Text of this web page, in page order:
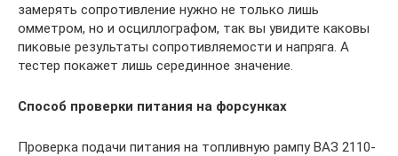
замерять сопротивление нужно не только лишь
омметром, но и осциллографом, так вы увидите каковы
пиковые результаты сопротивляемости и напряга. А
тестер покажет лишь серединное значение.
Способ проверки питания на форсунках
Проверка подачи питания на топливную рампу ВАЗ 2110-